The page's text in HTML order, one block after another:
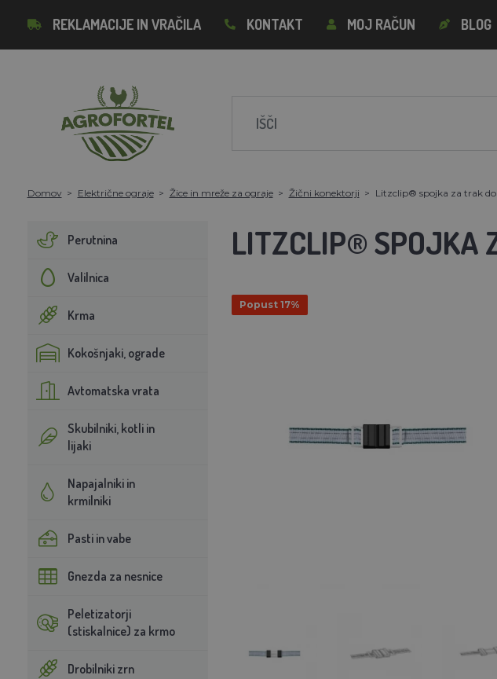
REKLAMACIJE IN VRAČILA KONTAKT MOJ RAČUN BLOG
Domov Električne ograje Žice in mreže za ograje Žični konektorji Litzclip® spojka za trak
Perutnina
Valilnica
Krma
Kokošnjaki, ograde
Avtomatska vrata
Skubilniki, kotli in
lijaki
Napajalniki in
krmilniki
Pasti in vabe
Gnezda za nesnice
Peletizatorji
(stiskalnice) za krmo
Drobilniki zrn
LITZCLIP® SPOJKA
Popust 17%